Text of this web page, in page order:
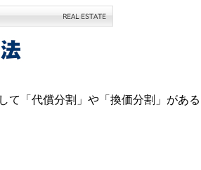
て「代償分割」や「換価分割」があ